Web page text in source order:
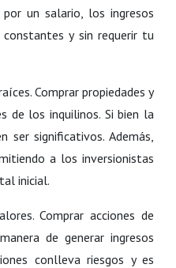
un salario, los ingresos
y sin requerir tu
Comprar propiedades y
de los inquilinos. Si bien la
ser significativos. Además,
a los inversionistas
inicial.
Comprar acciones de
de generar ingresos
conlleva riesgos y es